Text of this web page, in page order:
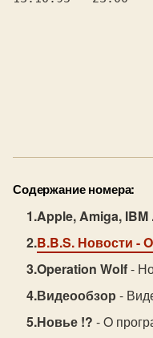
Содержание номера:
Apple, Amiga, IBM
B.B.S. Новости -
Operation Wolf-
Видеообзор -
Новье !? - O